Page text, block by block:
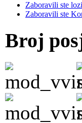
Zaboravili ste
Zaboravili ste
Broj